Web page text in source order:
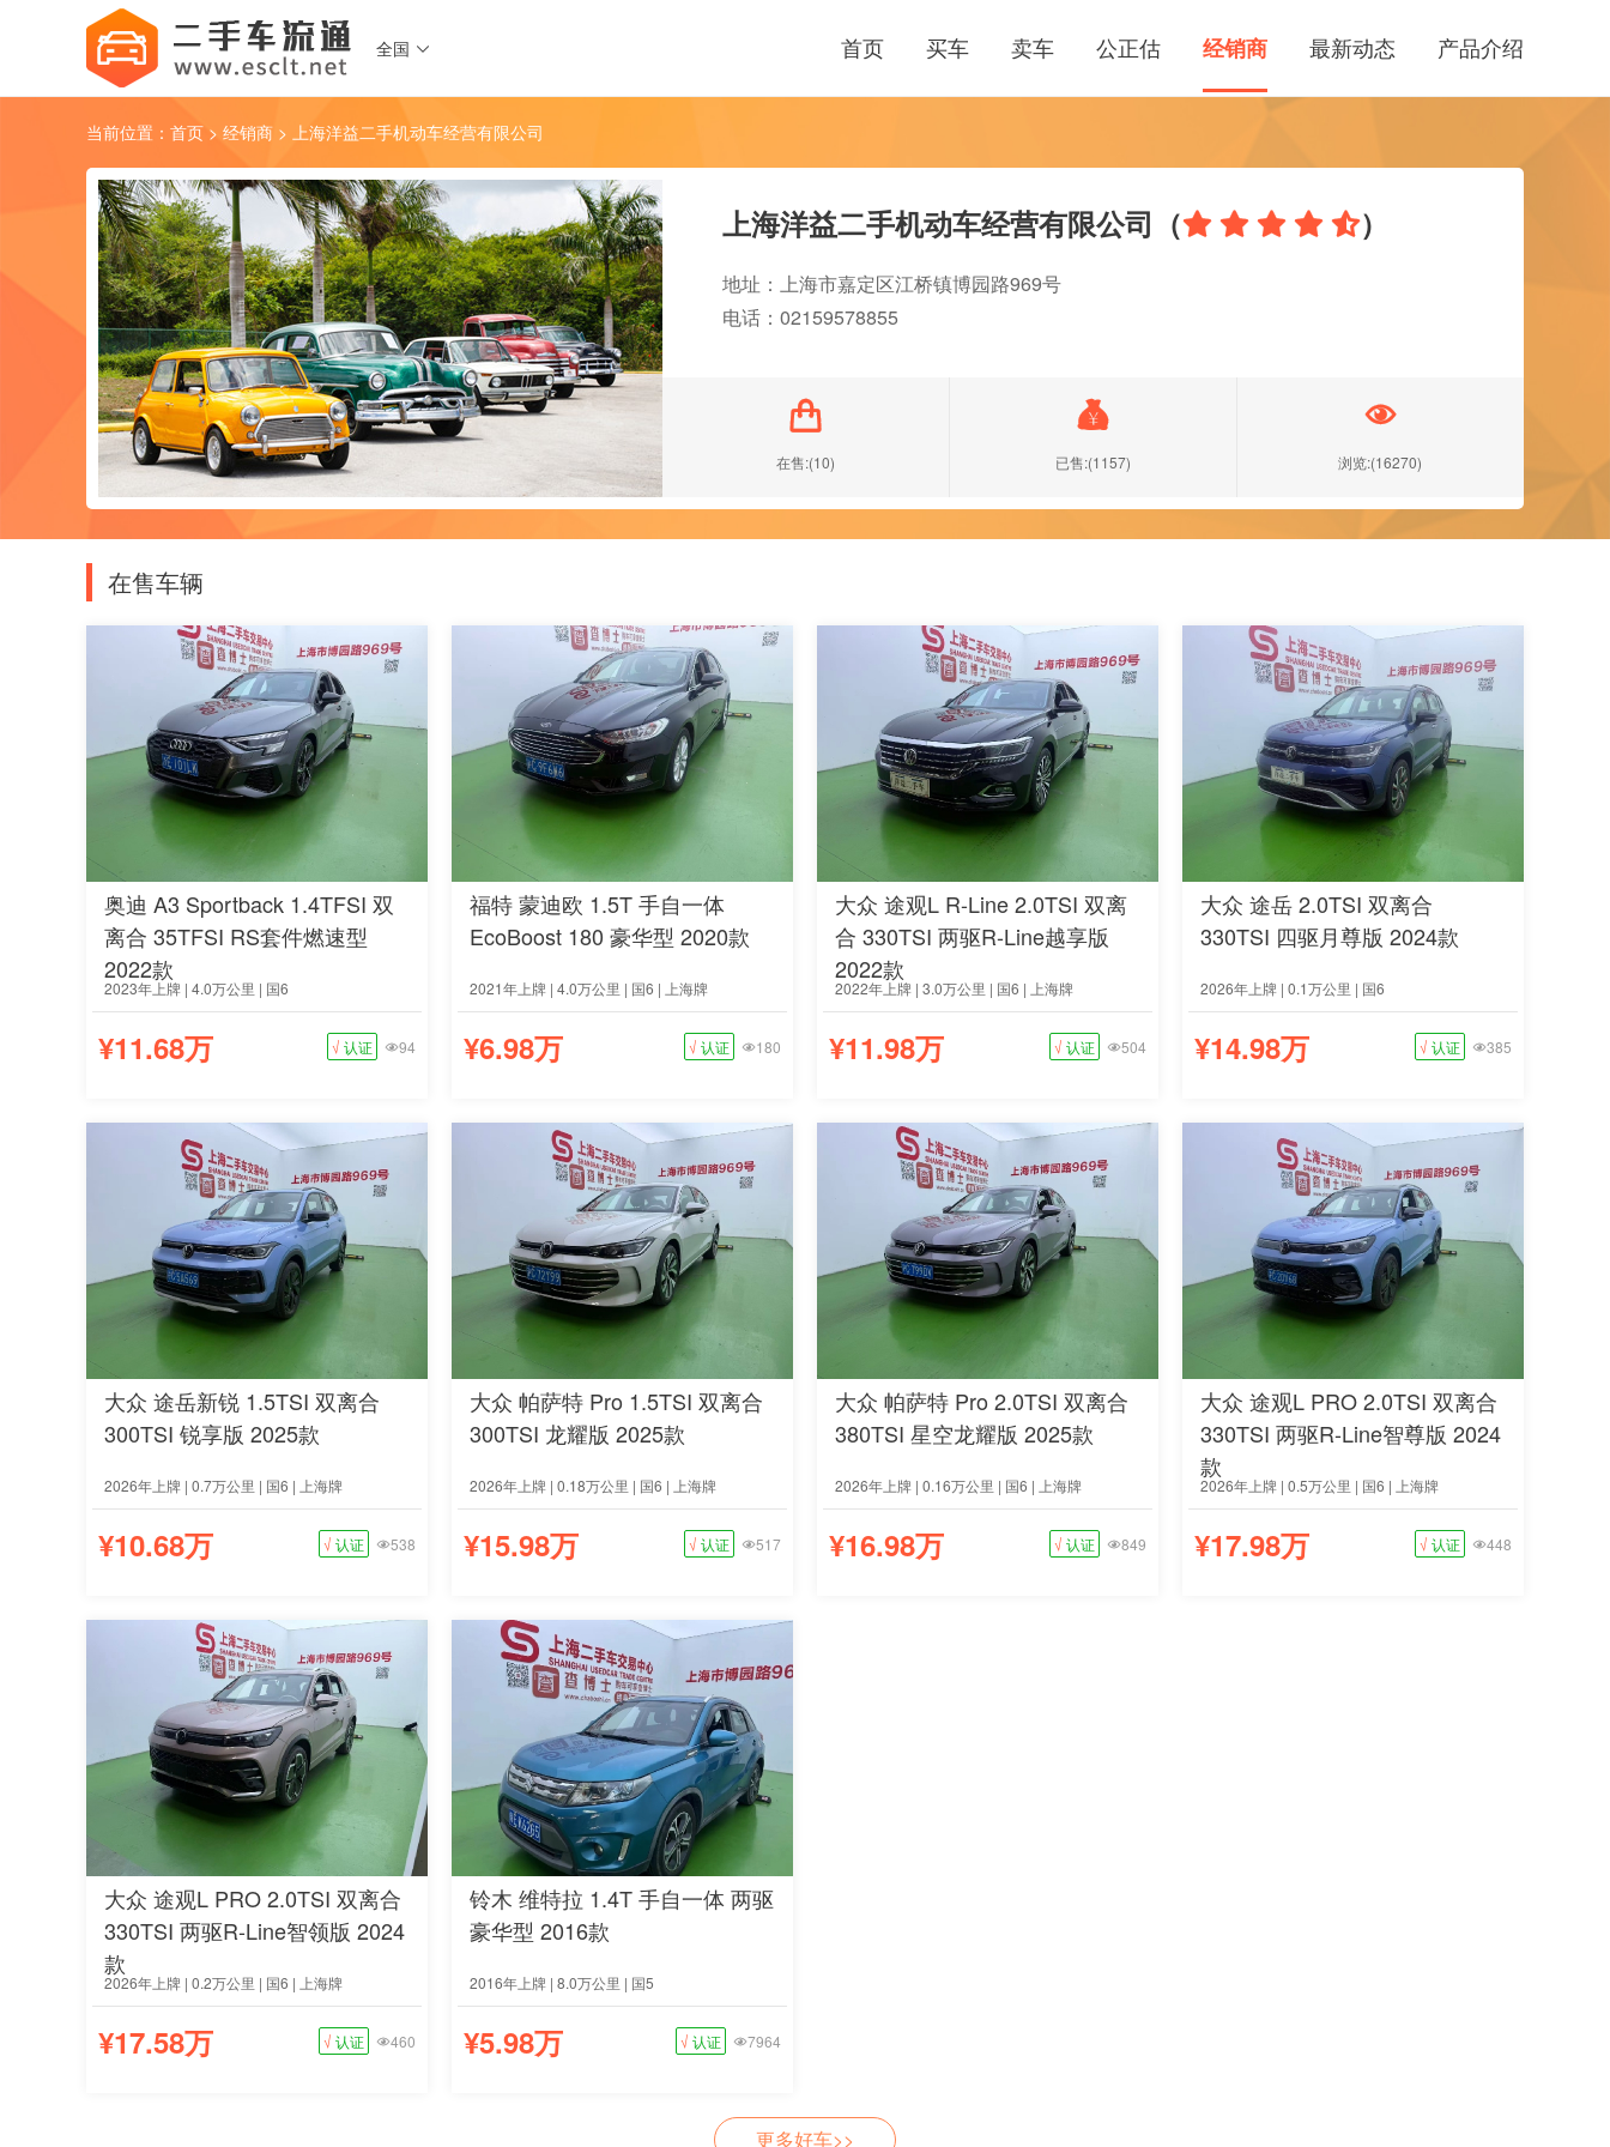
全国  产品介绍
最新动态
经销商
公正估
卖车
买车
首页
当前位置： 首页 > 经销商 > 上海洋益二手机动车经营有限公司
上海洋益二手机动车经营有限公司（    ）
地址：上海市嘉定区江桥镇博园路969号
电话：02159578855

在售:(10)

已售:(1157)

浏览:(16270)
在售车辆
奥迪 A3 Sportback 1.4TFSI 双
离合 35TFSI RS套件燃速型
2022款
2023年上牌 | 4.0万公里 | 国6
¥11.68万 √ 认证 94
福特 蒙迪欧 1.5T 手自一体
EcoBoost 180 豪华型 2020款
2021年上牌 | 4.0万公里 | 国6 | 上海牌
¥6.98万 √ 认证 180
大众 途观L R-Line 2.0TSI 双离
合 330TSI 两驱R-Line越享版
2022款
2022年上牌 | 3.0万公里 | 国6 | 上海牌
¥11.98万 √ 认证 504
大众 途岳 2.0TSI 双离合
330TSI 四驱月尊版 2024款
2026年上牌 | 0.1万公里 | 国6
¥14.98万 √ 认证 385
大众 途岳新锐 1.5TSI 双离合
300TSI 锐享版 2025款
2026年上牌 | 0.7万公里 | 国6 | 上海牌
¥10.68万 √ 认证 538
大众 帕萨特 Pro 1.5TSI 双离合
300TSI 龙耀版 2025款
2026年上牌 | 0.18万公里 | 国6 | 上海牌
¥15.98万 √ 认证 517
大众 帕萨特 Pro 2.0TSI 双离合
380TSI 星空龙耀版 2025款
2026年上牌 | 0.16万公里 | 国6 | 上海牌
¥16.98万 √ 认证 849
大众 途观L PRO 2.0TSI 双离合
330TSI 两驱R-Line智尊版 2024
款
2026年上牌 | 0.5万公里 | 国6 | 上海牌
¥17.98万 √ 认证 448
大众 途观L PRO 2.0TSI 双离合
330TSI 两驱R-Line智领版 2024
款
2026年上牌 | 0.2万公里 | 国6 | 上海牌
¥17.58万 √ 认证 460
铃木 维特拉 1.4T 手自一体 两驱
豪华型 2016款
2016年上牌 | 8.0万公里 | 国5
¥5.98万 √ 认证 7964
更多好车>>